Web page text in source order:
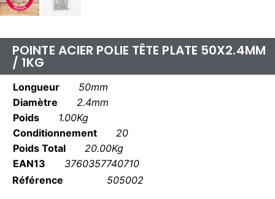
POINTE ACIER POLIE TÊTE PLATE 50X2.4MM
/ 1KG
Longueur
50mm
Diamètre
2.4mm
Poids
1.00Kg
Conditionnement
20
Poids Total
20.00Kg
EAN13
3760357740710
Référence
505002